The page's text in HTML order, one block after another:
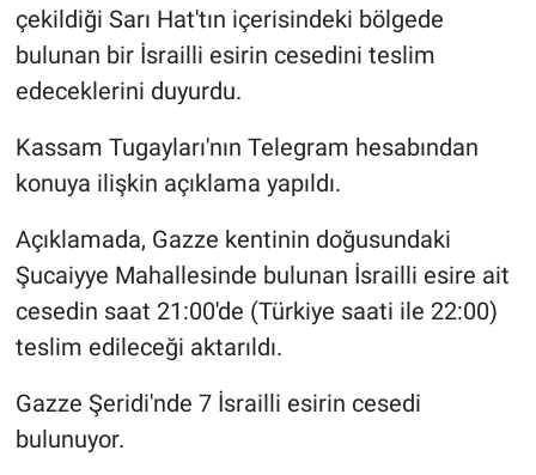
çekildiği Sarı Hat'tın içerisindeki bölgede
bulunan bir İsrailli esirin cesedini teslim
edeceklerini duyurdu.
Kassam Tugayları'nın Telegram hesabından
konuya ilişkin açıklama yapıldı.
Açıklamada, Gazze kentinin doğusundaki
Şucaiyye Mahallesinde bulunan İsrailli esire ait
cesedin saat 21:00'de (Türkiye saati ile 22:00)
teslim edileceği aktarıldı.
Gazze Şeridi'nde 7 İsrailli esirin cesedi
bulunuyor.